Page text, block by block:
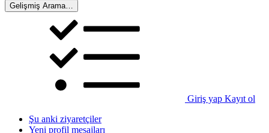
Gelişmiş Arama…
Giriş yap Kayıt ol
Şu anki ziyaretçiler
Yeni profil mesajları